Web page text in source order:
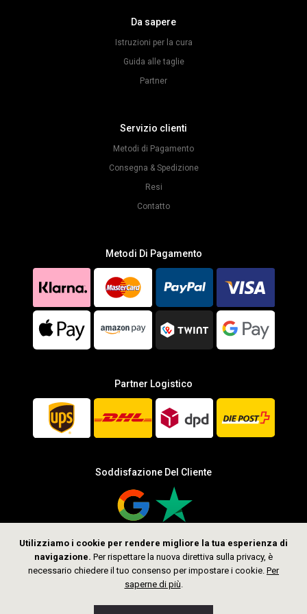
Utilizziamo i cookie per rendere migliore la tua esperienza di
navigazione. Per rispettare la nuova direttiva sulla privacy, è
necessario chiedere il tuo consenso per impostare i cookie. Per
saperne di più.
Da sapere
Istruzioni per la cura
Guida alle taglie
Partner
Servizio clienti
Metodi di Pagamento
Consegna & Spedizione
Resi
Contatto
Metodi Di Pagamento
Partner Logistico
Soddisfazione Del Cliente